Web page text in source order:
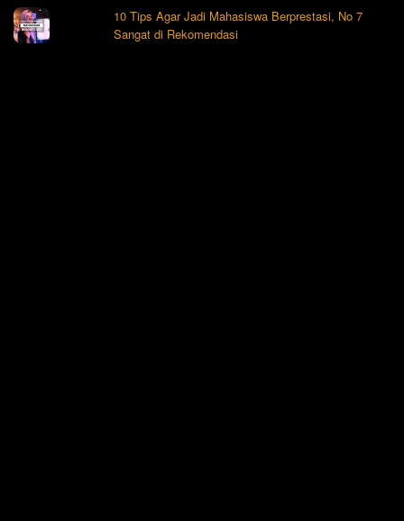
10 Tips Agar Jadi Mahasiswa Berprestasi, No 7
Sangat di Rekomendasi